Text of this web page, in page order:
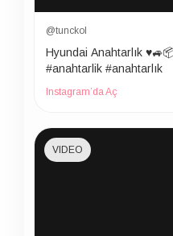
@tunckol
Hyundai Anahtarlık ♥️🚙📦
#anahtarlik #anahtarlık
Instagram’da Aç
VIDEO